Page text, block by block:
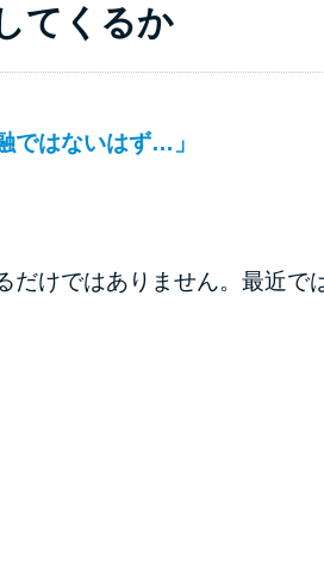
てくるか
ではないはず…」
けではありません。最近で